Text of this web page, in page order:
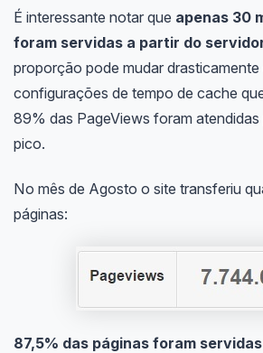
É interessante notar que apenas 30
foram servidas a partir do
proporção pode mudar
configurações de tempo de cache
89% das PageViews foram atendidas
pico.
No mês de Agosto o site transferiu
páginas:
87,5% das páginas foram